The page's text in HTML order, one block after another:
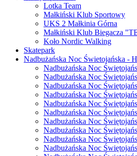
Lotka Team
Małkiński Klub Sportowy
UKS 2 Małkinia Górna
Małkiński Klub Biegacza
Koło Nordic Walking
Skatepark
Nadbużańska Noc Świetojańska -
Nadbużańska Noc
Nadbużańska Noc
Nadbużańska Noc
Nadbużańska Noc
Nadbużańska Noc
Nadbużańska Noc
Nadbużańska Noc
Nadbużańska Noc
Nadbużańska Noc
Nadbużańska Noc